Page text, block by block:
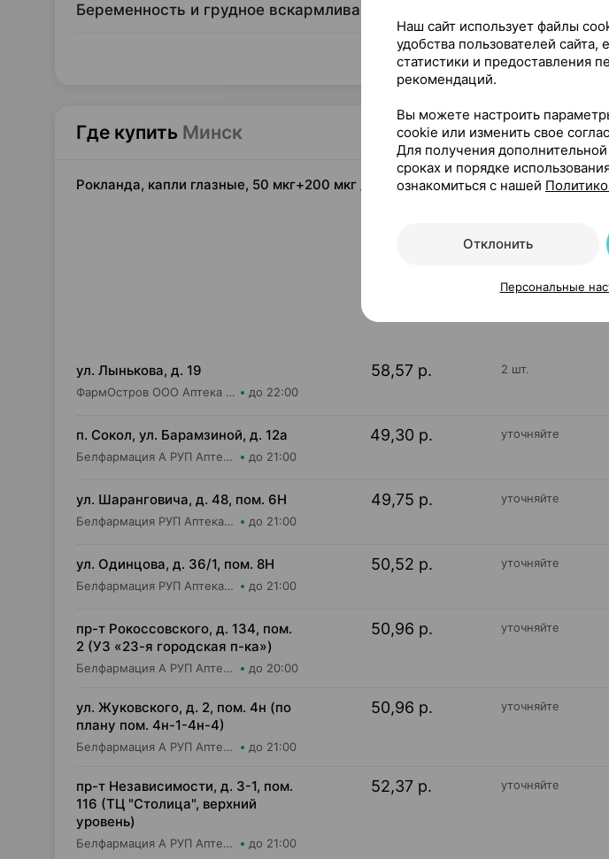
Беременность и грудное вскармливание
Читать полностью
Где купить Минск
Рокланда, капли глазные, 50 мкг+200 мкг / 1 мл 2.5 мл ×1, Сантэн Финляндия
ул. Лынькова, д. 19
ФармОстров ООО Аптека №7 на Лынькова до 22:00
58,57 р. 2 шт.
п. Сокол, ул. Барамзиной, д. 12а
Белфармация А РУП Аптека №54 до 21:00
49,30 р. уточняйте
ул. Шаранговича, д. 48, пом. 6Н
Белфармация РУП Аптека №113 до 21:00
49,75 р. уточняйте
ул. Одинцова, д. 36/1, пом. 8Н
Белфармация РУП Аптека №91 до 21:00
50,52 р. уточняйте
пр-т Рокоссовского, д. 134, пом.
2 (УЗ «23-я городская п-ка»)
Белфармация А РУП Аптека №57 до 20:00
50,96 р. уточняйте
ул. Жуковского, д. 2, пом. 4н (по
плану пом. 4н-1-4н-4)
Белфармация А РУП Аптека №97 до 21:00
50,96 р. уточняйте
пр-т Независимости, д. 3-1, пом.
116 (ТЦ "Столица", верхний
уровень)
Белфармация А РУП Аптека №13 до 21:00
52,37 р. уточняйте
Наш сайт использует файлы
удобства пользователей сайта,
статистики и предоставления
рекомендаций.
Вы можете настроить
cookie или изменить свое
Для получения
сроках и порядке
ознакомиться с нашей
Отклонить
Персональные